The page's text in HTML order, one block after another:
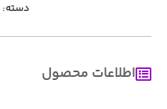
دسته:
اطلاعات محصول